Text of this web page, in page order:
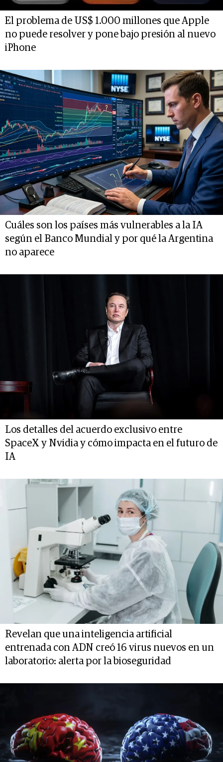
El problema de US$ 1.000 millones que Apple
no puede resolver y pone bajo presión al nuevo
iPhone
Cuáles son los países más vulnerables a la IA
según el Banco Mundial y por qué la Argentina
no aparece
Los detalles del acuerdo exclusivo entre
SpaceX y Nvidia y cómo impacta en el futuro de
IA
Revelan que una inteligencia artificial
entrenada con ADN creó 16 virus nuevos en un
laboratorio: alerta por la bioseguridad